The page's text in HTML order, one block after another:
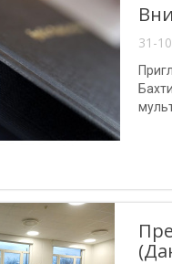
31-